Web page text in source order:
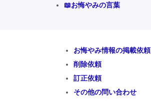
📖お悔やみの言葉
お悔やみ情報の掲載依頼
削除依頼
訂正依頼
その他の問い合わせ